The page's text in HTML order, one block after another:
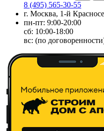
8 (495) 565-30-55
г. Москва, 1-й
пн-пт: 9:00-20:00
сб: 10:00-18:00
вс: (по